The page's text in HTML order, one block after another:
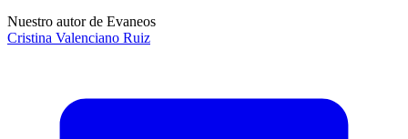
Nuestro autor de Evaneos
Cristina Valenciano Ruiz